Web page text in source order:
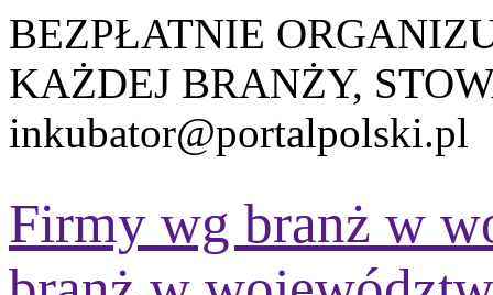
BEZPŁATNIE
KAŻDEJ BRANŻY,
inkubator@portalpolski.pl
Firmy wg branż w